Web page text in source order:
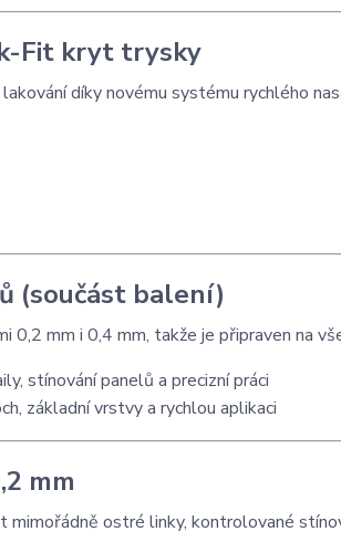
Fit kryt trysky
díky novému systému rychlého
(součást balení)
0,2 mm i 0,4 mm, takže je připraven na
stínování panelů a precizní práci
základní vrstvy a rychlou aplikaci
mm
ostré linky, kontrolované